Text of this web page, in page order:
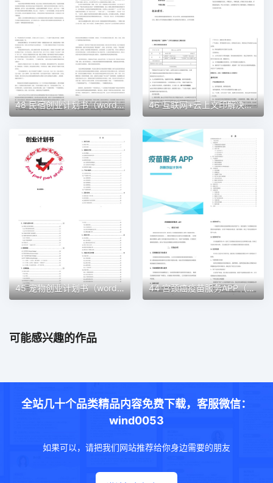
48 民宿创业计划书（word＋ppt配套）创业计划书word模板 46 互联网+云上文印解决方案创业计划书（word＋ppt配套）创业计划书word模板
45 宠物创业计划书（word＋ppt配套）创业计划书word模板 44 宫颈癌疫苗服务APP（word＋ppt配套）创业计划书word模板
可能感兴趣的作品
全站几十个品类精品内容免费下载，客服微信：
wind0053
如果可以，请把我们网站推荐给你身边需要的朋友